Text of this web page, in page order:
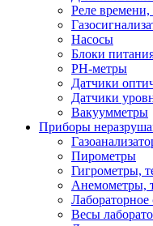
Реле
Насосы
Блоки
PH-метры
Датчики
Датчики
Вакуумметры
Приборы
Пирометры
Гигрометры,
Анемометры,
Лабораторное
Весы